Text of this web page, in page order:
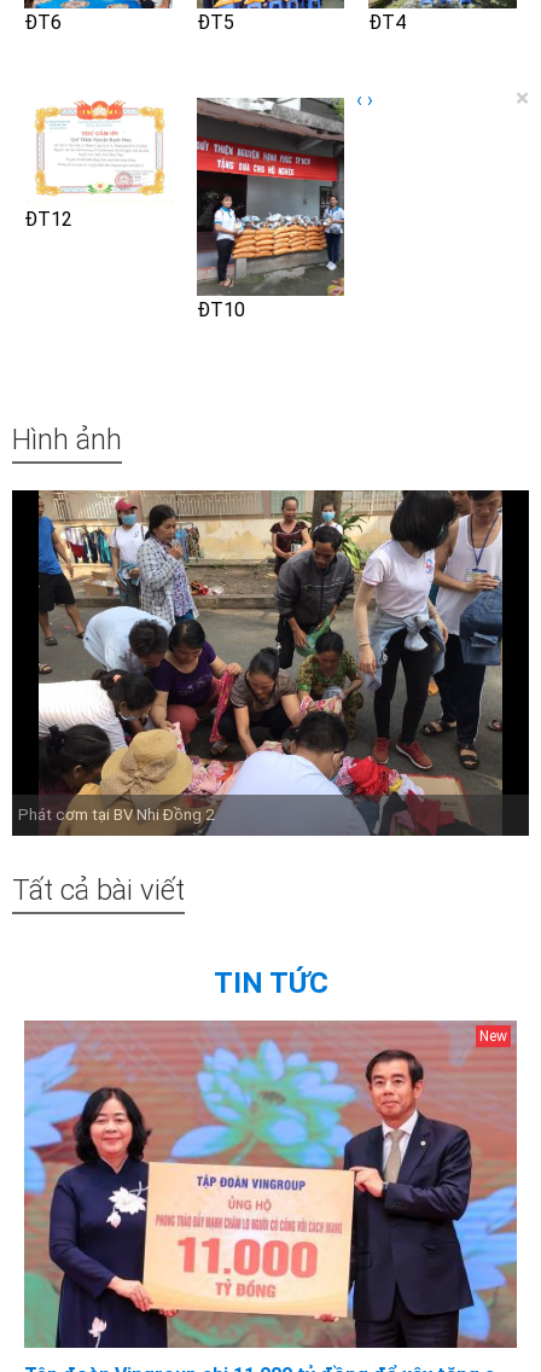
ĐT6 ĐT5 ĐT4
ĐT12
ĐT10
‹ › ×
Hình ảnh
Phát cơm tại BV Nhi Đồng 2
Tất cả bài viết
TIN TỨC